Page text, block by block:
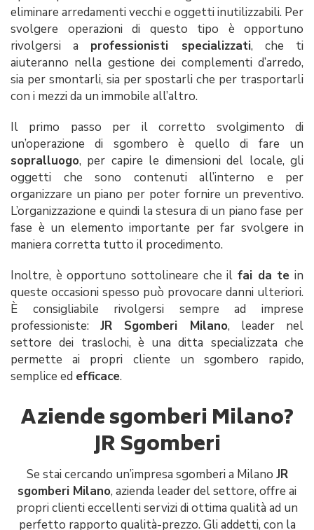
eliminare arredamenti vecchi e oggetti inutilizzabili. Per
svolgere operazioni di questo tipo è opportuno
rivolgersi a professionisti specializzati, che ti
aiuteranno nella gestione dei complementi d’arredo,
sia per smontarli, sia per spostarli che per trasportarli
con i mezzi da un immobile all’altro.
Il primo passo per il corretto svolgimento di
un’operazione di sgombero è quello di fare un
sopralluogo, per capire le dimensioni del locale, gli
oggetti che sono contenuti all’interno e per
organizzare un piano per poter fornire un preventivo.
L’organizzazione e quindi la stesura di un piano fase per
fase è un elemento importante per far svolgere in
maniera corretta tutto il procedimento.
Inoltre, è opportuno sottolineare che il fai da te in
queste occasioni spesso può provocare danni ulteriori.
È consigliabile rivolgersi sempre ad imprese
professioniste:JR Sgomberi Milano, leader nel
settore dei traslochi, è una ditta specializzata che
permette ai propri cliente un sgombero rapido,
semplice ed efficace.
Aziende sgomberi Milano?
JR Sgomberi
Se stai cercando un’impresa sgomberi a Milano JR
sgomberi Milano, azienda leader del settore, offre ai
propri clienti eccellenti servizi di ottima qualità ad un
perfetto rapporto qualità-prezzo. Gli addetti, con la